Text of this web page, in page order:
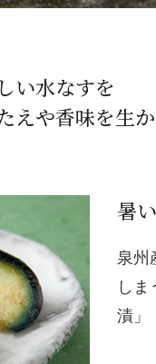
い水なすを
や香味を生
暑
泉州
し
漬」